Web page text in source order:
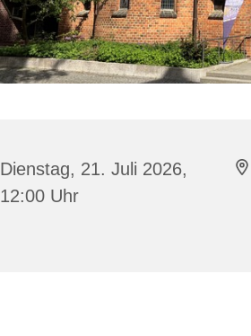
Dienstag, 21. Juli 2026,
12:00 Uhr